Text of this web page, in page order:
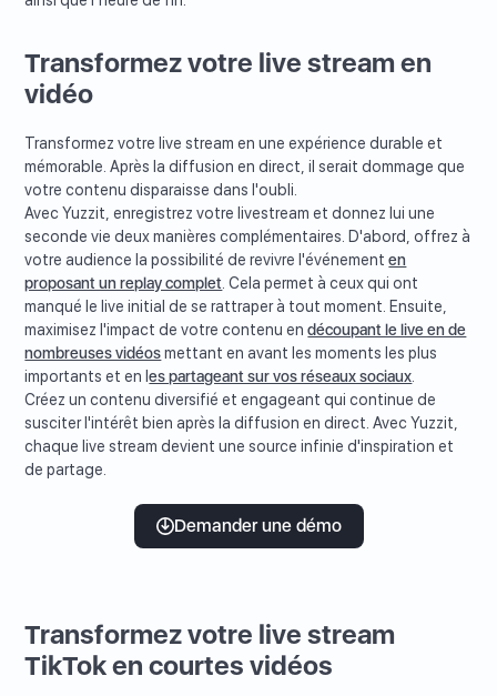
Transformez votre live stream en
vidéo
Transformez votre live stream en une expérience durable et
mémorable. Après la diffusion en direct, il serait dommage que
votre contenu disparaisse dans l'oubli.
Avec Yuzzit, enregistrez votre livestream et donnez lui une
seconde vie deux manières complémentaires. D'abord, offrez à
votre audience la possibilité de revivre l'événementen
proposant un replay complet. Cela permet à ceux qui ont
manqué le live initial de se rattraper à tout moment. Ensuite,
maximisez l'impact de votre contenu endécoupant le live en de
nombreuses vidéosmettant en avant les moments les plus
importants et en les partageant sur vos réseaux sociaux.
Créez un contenu diversifié et engageant qui continue de
susciter l'intérêt bien après la diffusion en direct. Avec Yuzzit,
chaque live stream devient une source infinie d'inspiration et
de partage.
Demander une démo
Transformez votre live stream
TikTok en courtes vidéos